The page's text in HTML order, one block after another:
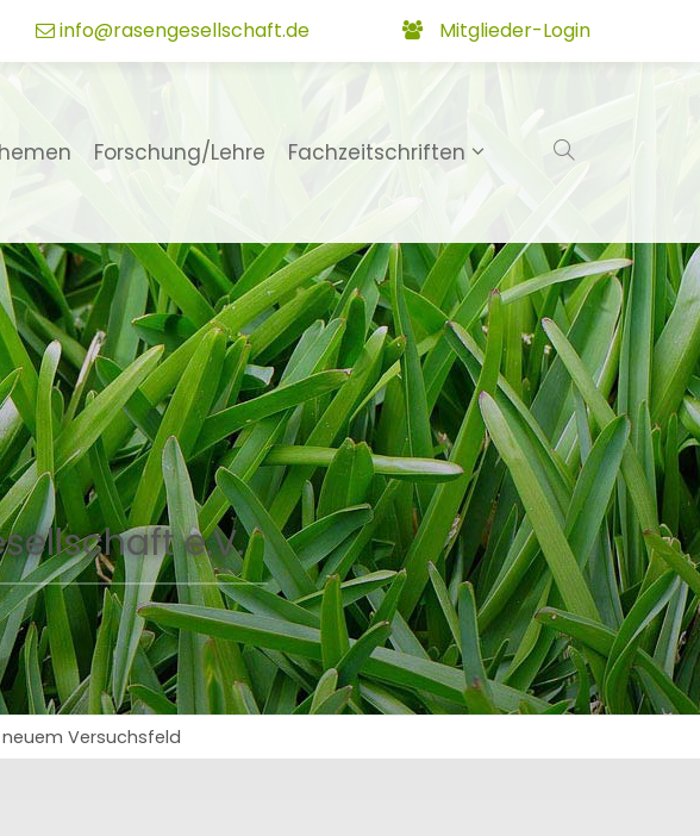
info@rasengesellschaft.de Mitglieder-Login
Forschung/Lehre Fachzeitschriften
e.V.
Versuchsfeld